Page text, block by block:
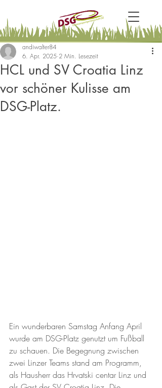
HCL und SV Croatia Linz
vor schöner Kulisse am
DSG-Platz.
andiwalter84
6. Apr. 2025 2 Min. Lesezeit
Ein wunderbaren Samstag Anfang April
wurde am DSG-Platz genutzt um Fußball
zu schauen. Die Begegnung zwischen
zwei Linzer Teams stand am Programm,
als Hausherr das Hrvatski centar Linz und